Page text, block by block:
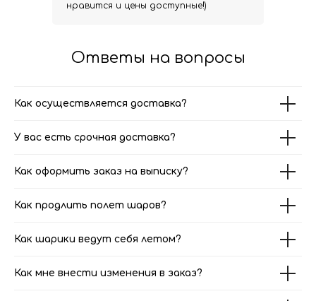
нравится и цены доступные!)
Ответы на вопросы
Как осуществляется доставка?
У вас есть срочная доставка?
Как оформить заказ на выписку?
Как продлить полет шаров?
Как шарики ведут себя летом?
Как мне внести изменения в заказ?